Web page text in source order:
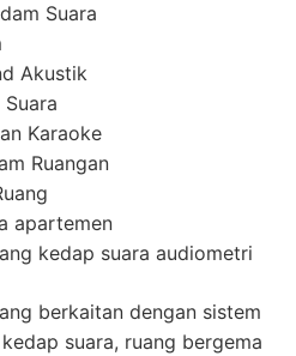
Suara
Akustik
Karaoke
Ruangan
apartemen
kedap suara audiometri
berkaitan dengan sistem
suara, ruang bergema